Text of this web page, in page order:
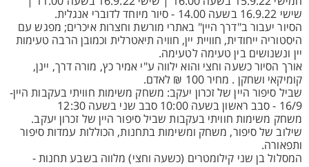
שישי 16.9.22 בשעה 14.00 - סיור מיוחד לדוברי אנגלית. ‏ ‏
הסיור יעבור ב"דרך היין" באתרי מורשת וחצרות איכרים; מפגש עם
היסטוריה ייחודית, חוויית יין, חוויה תיאטרלית וכמובן הרבה טעימות
יין ונשנושים בין טעימה לטעימה.
אורך הסיור כשעה וחצי והוא ילווה ע"י אמיר כץ, מורה דרך, יינן,
קומיקאי ושחקן . מחיר 100 ₪ לאדם.
שביל סיפור היין של זכרון יעקב: משחק משימות חוויתי בעקבות היין-
16/9 - סבב ראשון בשעה 10:00 סבב שני בשעה 12:30
משחק משימות חוויתי בעקבות שביל סיפור היין של זכרון יעקב.
שילוב של סיפור, משחק ומשימות בתחנות, הכוללות עמדות סיפור
ותפאורה.
המסלול בן שני קילומטרים (כשעה וחצי) מלווה בשבע תחנות -